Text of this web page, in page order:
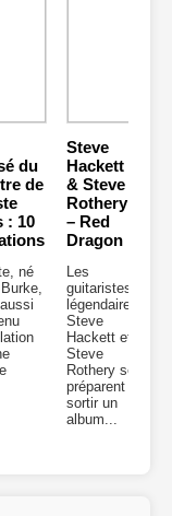
du
de
: 10
né
Steve
Hackett
& Steve
Rothery
– Red
Dragon
Les
guitaristes
légendaires
Steve
Hackett et
Steve
Rothery se
préparent à
sortir un
album...